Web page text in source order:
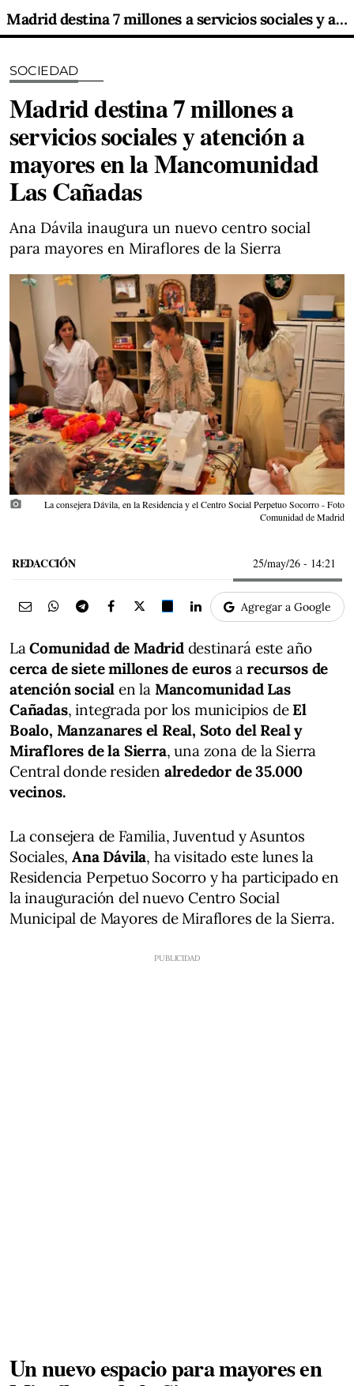
Madrid destina 7 millones a servicios sociales y atención a mayores en la Mancomunidad Las Cañadas
SOCIEDAD
Madrid destina 7 millones a
servicios sociales y atención a
mayores en la Mancomunidad
Las Cañadas
Ana Dávila inaugura un nuevo centro social
para mayores en Miraflores de la Sierra
photo_camera
La consejera Dávila, en la Residencia y el Centro Social Perpetuo Socorro - Foto
Comunidad de Madrid
REDACCIÓN 25/may/26 - 14:21
Agregar a Google
La Comunidad de Madriddestinará este año
cerca de siete millones de eurosarecursos de
atención social en la Mancomunidad Las
Cañadas, integrada por los municipios de El
Boalo, Manzanares el Real, Soto del Real y
Miraflores de la Sierra, una zona de la Sierra
Central donde residen alrededor de 35.000
vecinos.
La consejera de Familia, Juventud y Asuntos
Sociales,Ana Dávila, ha visitado este lunes la
Residencia Perpetuo Socorro y ha participado en
la inauguración del nuevo Centro Social
Municipal de Mayores de Miraflores de la Sierra.
Un nuevo espacio para mayores en